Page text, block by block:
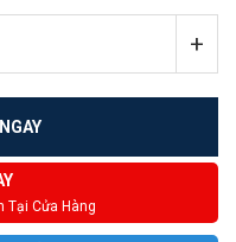
+
Tại Cửa Hàng